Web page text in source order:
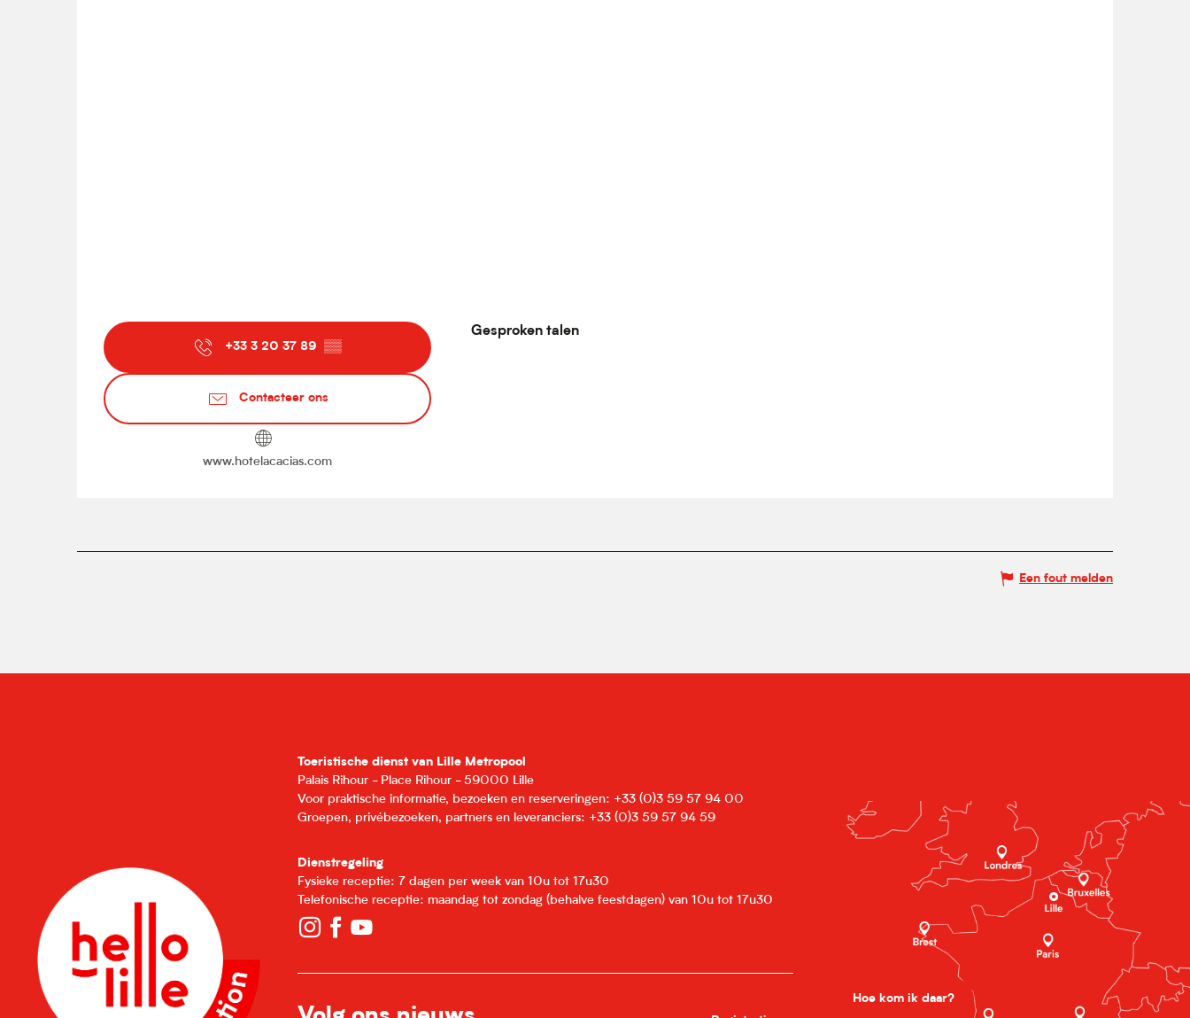
+33 3 20 37 89 ▒▒
Contacteer ons
www.hotelacacias.com
Gesproken talen
Gesproken talen
Een fout melden
Toeristische dienst van Lille Metropool
Palais Rihour - Place Rihour - 59000 Lille
Voor praktische informatie, bezoeken en reserveringen: +33 (0)3 59 57 94 00
Groepen, privébezoeken, partners en leveranciers: +33 (0)3 59 57 94 59
Dienstregeling
Fysieke receptie: 7 dagen per week van 10u tot 17u30
Telefonische receptie: maandag tot zondag (behalve feestdagen) van 10u tot 17u30
Hoe kom ik daar?